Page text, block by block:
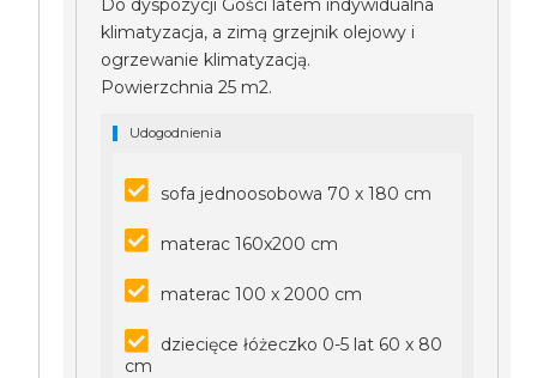
Do dyspozycji Gości latem indywidualna
klimatyzacja, a zimą grzejnik olejowy i
ogrzewanie klimatyzacją.
Powierzchnia 25 m2.
Udogodnienia
sofa jednoosobowa 70 x 180 cm
materac 160x200 cm
materac 100 x 2000 cm
dziecięce łóżeczko 0-5 lat 60 x 80
cm